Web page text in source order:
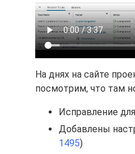
На днях на сайте
посмотрим, что там
Исправление для
Добавлены
1495)